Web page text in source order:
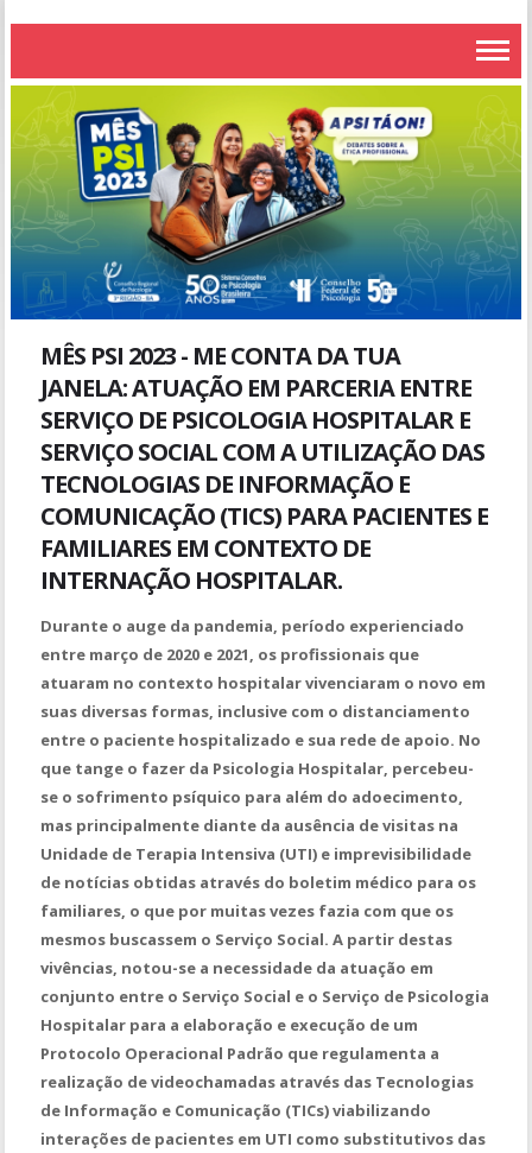
MÊS PSI 2023 - ME CONTA DA TUA
JANELA: ATUAÇÃO EM PARCERIA ENTRE
SERVIÇO DE PSICOLOGIA HOSPITALAR E
SERVIÇO SOCIAL COM A UTILIZAÇÃO DAS
TECNOLOGIAS DE INFORMAÇÃO E
COMUNICAÇÃO (TICS) PARA PACIENTES E
FAMILIARES EM CONTEXTO DE
INTERNAÇÃO HOSPITALAR.
Durante o auge da pandemia, período experienciado
entre março de 2020 e 2021, os profissionais que
atuaram no contexto hospitalar vivenciaram o novo em
suas diversas formas, inclusive com o distanciamento
entre o paciente hospitalizado e sua rede de apoio. No
que tange o fazer da Psicologia Hospitalar, percebeu-
se o sofrimento psíquico para além do adoecimento,
mas principalmente diante da ausência de visitas na
Unidade de Terapia Intensiva (UTI) e imprevisibilidade
de notícias obtidas através do boletim médico para os
familiares, o que por muitas vezes fazia com que os
mesmos buscassem o Serviço Social. A partir destas
vivências, notou-se a necessidade da atuação em
conjunto entre o Serviço Social e o Serviço de Psicologia
Hospitalar para a elaboração e execução de um
Protocolo Operacional Padrão que regulamenta a
realização de videochamadas através das Tecnologias
de Informação e Comunicação (TICs) viabilizando
interações de pacientes em UTI como substitutivos das